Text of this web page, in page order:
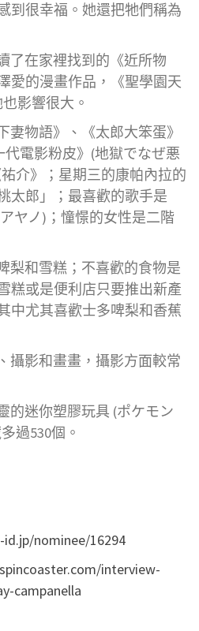
到很幸福。她還把牠們稱為
了在家裡找到的《近所物
愛的漫畫作品，《聖學園天
影響很大。
妻物語》、《太郎大笨蛋》
電影粉皮》(地獄でなぜ悪
介》；星期三的康帕內拉的
太郎」；最喜歡的歌手是
ヤノ)；憧憬的女性是二階
梨和雪糕；不喜歡的食物是
糕或是便利店只要推出新產
中尤其喜歡士多啤梨和香蕉
攝影和畫畫，攝影方面較常
的迷你塑膠玩具 (ポケモン
過530個。
nominee/16294
interview-
campanella